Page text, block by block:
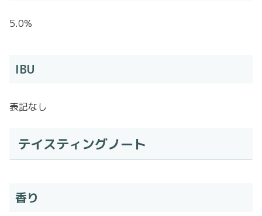
5.0%
IBU
表記なし
テイスティングノート
香り